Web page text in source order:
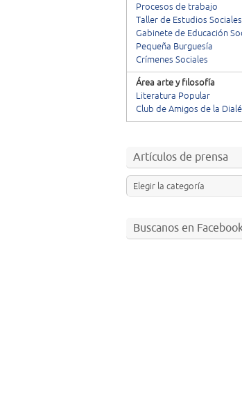
Procesos de trabajo
Taller de Estudios Sociales
Gabinete de Educación
Pequeña Burguesía
Crímenes Sociales
Área arte y filosofía
Literatura Popular
Club de Amigos de la
Artículos de prensa
Buscanos en